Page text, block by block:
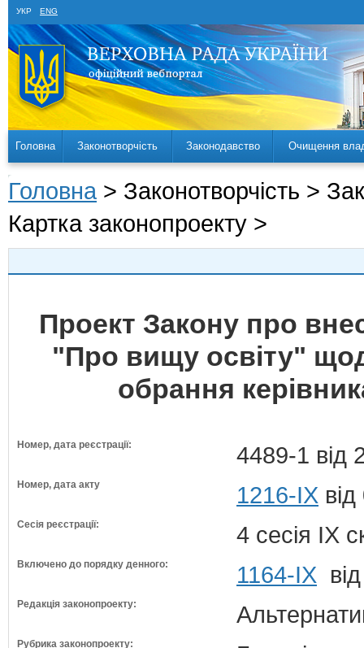
УКР ENG
Головна Законотворчість Законодавство Очищення
Головна > Законотворчість >
Картка законопроекту >
Проект Закону про
"Про вищу освіту"
обрання
Номер, дата реєстрації: 4489-1 від
Номер, дата акту 1216-IX
Сесія реєстрації: 4 сесія IX
Включено до порядку денного: 1164-ІХ
Редакція законопроекту:
Рубрика законопроекту: